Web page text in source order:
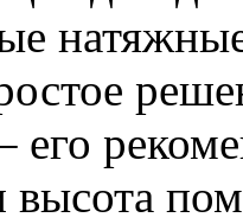
высота